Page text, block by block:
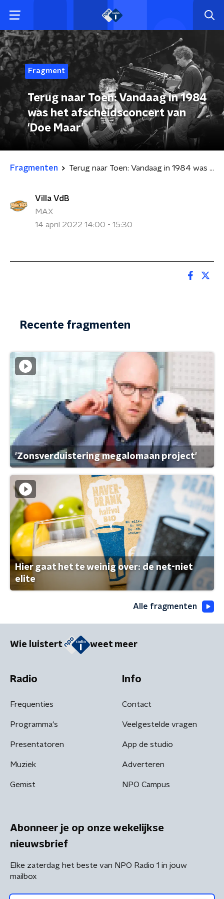
Fragment
Terug naar Toen: Vandaag in 1984
was het afscheidsconcert van
'Doe Maar'
Fragmenten Terug naar Toen: Vandaag in 1984 was het afscheidsconcert van 'Doe Maar'
Villa VdB
MAX
14 april 2022 14:00 - 15:30
Recente fragmenten
'Zonsverduistering megalomaan project'
Hier gaat het te weinig over: de net-niet
elite
Alle fragmenten
Wie luistert weet meer
Radio
Frequenties
Programma's
Presentatoren
Muziek
Gemist
Info
Contact
Veelgestelde vragen
App de studio
Adverteren
NPO Campus
Abonneer je op onze wekelijkse
nieuwsbrief
Elke zaterdag het beste van NPO Radio 1 in jouw
mailbox